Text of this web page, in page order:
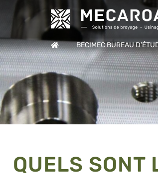
BECIMEC BUREAU
QUELS SONT